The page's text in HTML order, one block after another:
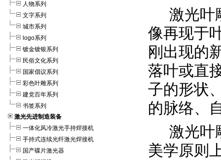
人物系列
文字系列
城市系列
logo系列
镀金镀银系列
民俗文化系列
国家倡议系列
彩色叶雕系列
建党百年系列
书签系列
激光先进制造装备
一体化风冷激光手持焊接机
手持式连续光纤激光焊接机
国产碟片激光器
激光叶
像再现于
刚出现的
落叶或直
子的形状
的脉络、
激光叶
美学原则